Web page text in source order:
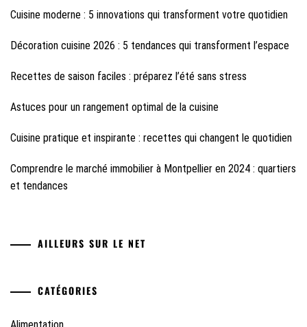
Cuisine moderne : 5 innovations qui transforment votre quotidien
Décoration cuisine 2026 : 5 tendances qui transforment l’espace
Recettes de saison faciles : préparez l’été sans stress
Astuces pour un rangement optimal de la cuisine
Cuisine pratique et inspirante : recettes qui changent le quotidien
Comprendre le marché immobilier à Montpellier en 2024 : quartiers
et tendances
AILLEURS SUR LE NET
CATÉGORIES